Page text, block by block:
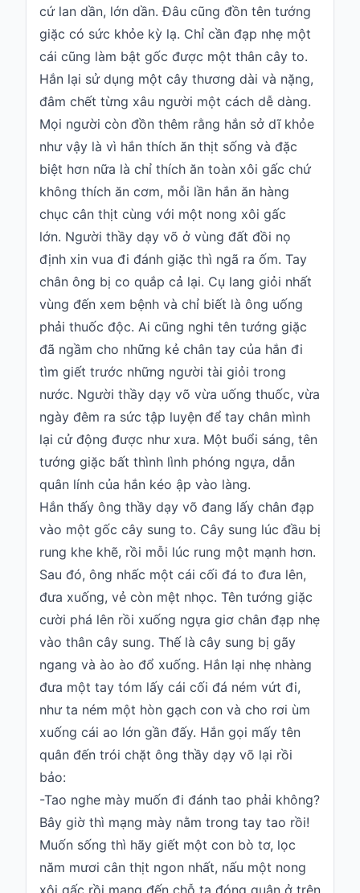
cứ lan dần, lớn dần. Đâu cũng đồn tên tướng
giặc có sức khỏe kỳ lạ. Chỉ cần đạp nhẹ một
cái cũng làm bật gốc được một thân cây to.
Hắn lại sử dụng một cây thương dài và nặng,
đâm chết từng xâu người một cách dễ dàng.
Mọi người còn đồn thêm rằng hắn sở dĩ khỏe
như vậy là vì hắn thích ăn thịt sống và đặc
biệt hơn nữa là chỉ thích ăn toàn xôi gấc chứ
không thích ăn cơm, mỗi lần hắn ăn hàng
chục cân thịt cùng với một nong xôi gấc
lớn. Người thầy dạy võ ở vùng đất đồi nọ
định xin vua đi đánh giặc thì ngã ra ốm. Tay
chân ông bị co quắp cả lại. Cụ lang giỏi nhất
vùng đến xem bệnh và chỉ biết là ông uống
phải thuốc độc. Ai cũng nghi tên tướng giặc
đã ngầm cho những kẻ chân tay của hắn đi
tìm giết trước những người tài giỏi trong
nước. Người thầy dạy võ vừa uống thuốc, vừa
ngày đêm ra sức tập luyện để tay chân mình
lại cử động được như xưa. Một buổi sáng, tên
tướng giặc bất thình lình phóng ngựa, dẫn
quân lính của hắn kéo ập vào làng.
Hắn thấy ông thầy dạy võ đang lấy chân đạp
vào một gốc cây sung to. Cây sung lúc đầu bị
rung khe khẽ, rồi mỗi lúc rung một mạnh hơn.
Sau đó, ông nhấc một cái cối đá to đưa lên,
đưa xuống, vẻ còn mệt nhọc. Tên tướng giặc
cười phá lên rồi xuống ngựa giơ chân đạp nhẹ
vào thân cây sung. Thế là cây sung bị gãy
ngang và ào ào đổ xuống. Hắn lại nhẹ nhàng
đưa một tay tóm lấy cái cối đá ném vứt đi,
như ta ném một hòn gạch con và cho rơi ùm
xuống cái ao lớn gần đấy. Hắn gọi mấy tên
quân đến trói chặt ông thầy dạy võ lại rồi
bảo:
-Tao nghe mày muốn đi đánh tao phải không?
Bây giờ thì mạng mày nằm trong tay tao rồi!
Muốn sống thì hãy giết một con bò tơ, lọc
năm mươi cân thịt ngon nhất, nấu một nong